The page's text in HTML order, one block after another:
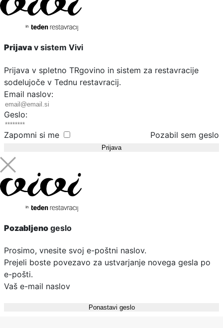
Prijava v sistem Vivi
Prijava v spletno TRgovino in sistem za restavracije
sodelujoče v Tednu restavracij.
Email naslov:
Geslo:
Zapomni si me Pozabil sem geslo
Pozabljeno geslo
Prosimo, vnesite svoj e-poštni naslov.
Prejeli boste povezavo za ustvarjanje novega gesla po
e-pošti.
Vaš e-mail naslov